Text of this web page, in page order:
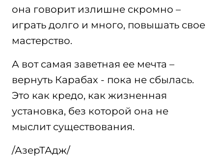
она говорит излишне скромно –
играть долго и много, повышать свое
мастерство.
А вот самая заветная ее мечта –
вернуть Карабах - пока не сбылась.
Это как кредо, как жизненная
установка, без которой она не
мыслит существования.
/АзерТАдж/